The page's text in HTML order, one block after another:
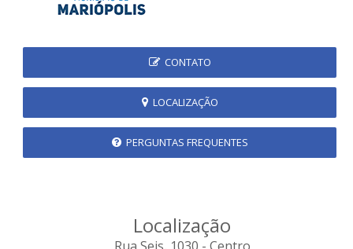
CONTATO
LOCALIZAÇÃO
PERGUNTAS FREQUENTES
Localização